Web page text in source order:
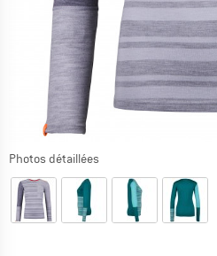
Photos détaillées